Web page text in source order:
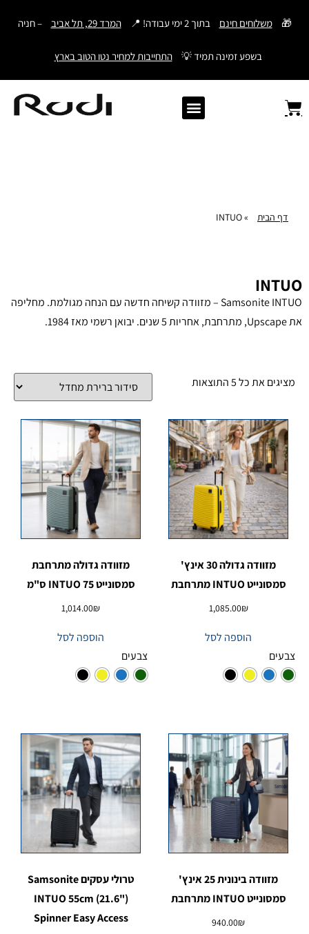
דילוג
🎁 משלוחים חינם בתוך 2 ימי עבודה! 📍 המרד 29, תל אביב – חניה
בשפע זמינה תמיד 💡 התחייבות למחיר נטו הטוב בארץ
דף הבית »
INTUO
INTUO
Samsonite INTUO – מזוודה קשיחה חדשה עם הנחה מגולמת. מחליפה
את Upscape, מתרחבת, אחריות 5 שנים. יבואן רשמי מאז 1984.
מציגים את כל ⁦5⁩ התוצאות
מזוודה גדולה 30 אינץ'
סמסונייט INTUO מתרחבת
1,085.00₪
הוספה לסל
צבעים
מזוודה גדולה מתרחבת
סמסונייט INTUO 75 ס"מ
1,014.00₪
הוספה לסל
צבעים
מזוודה בינונית 25 אינץ'
סמסונייט INTUO מתרחבת
940.00₪
טרולי עסקים Samsonite
INTUO 55cm (21.6")
Spinner Easy Access